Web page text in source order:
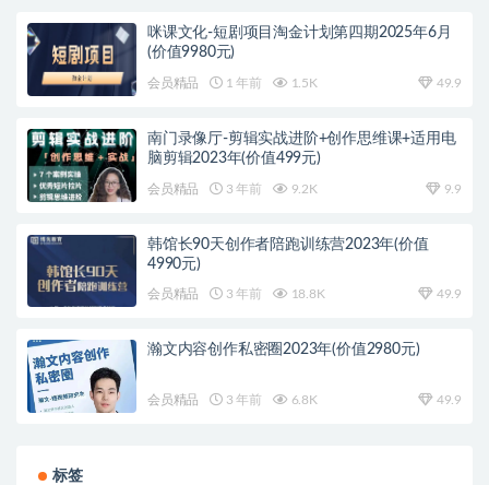
咪课文化-短剧项目淘金计划第四期2025年6月
(价值9980元)
会员精品 1 年前 1.5K 49.9
南门录像厅-剪辑实战进阶+创作思维课+适用电
脑剪辑2023年(价值499元)
会员精品 3 年前 9.2K 9.9
韩馆长90天创作者陪跑训练营2023年(价值
4990元)
会员精品 3 年前 18.8K 49.9
瀚文内容创作私密圈2023年(价值2980元)
会员精品 3 年前 6.8K 49.9
标签